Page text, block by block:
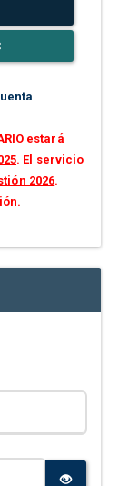
estará
. El servicio
2026.